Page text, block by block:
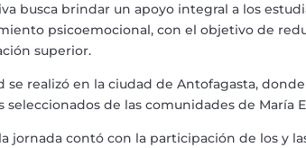
busca brindar un apoyo integral a los
psicoemocional, con el objetivo de
superior.
se realizó en la ciudad de Antofagasta,
seleccionados de las comunidades de María
jornada contó con la participación de los y